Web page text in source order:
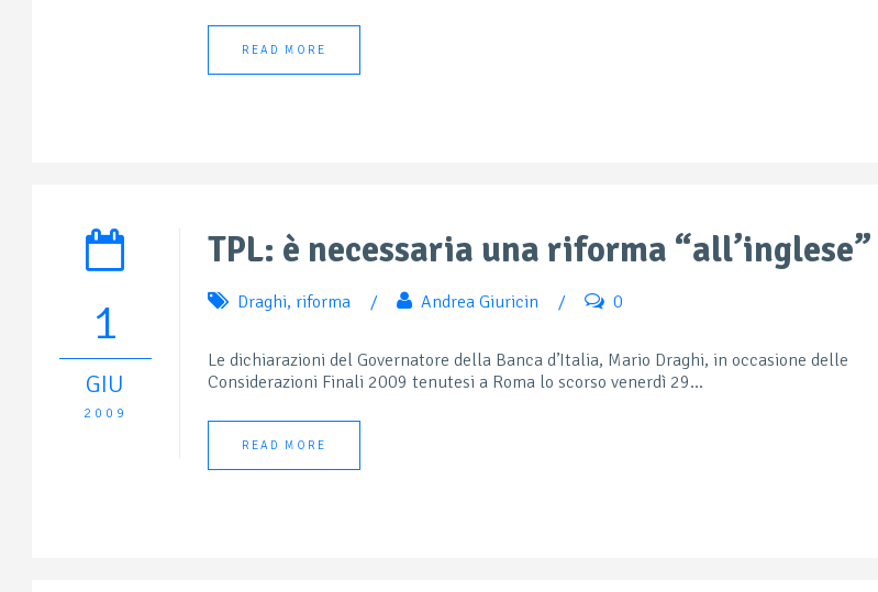
READ MORE
1
GIU
2009
TPL: è necessaria una riforma “all’inglese”
Draghi, riforma / Andrea Giuricin / 0
Le dichiarazioni del Governatore della Banca d’Italia, Mario Draghi, in occasione delle
Considerazioni Finali 2009 tenutesi a Roma lo scorso venerdì 29...
READ MORE